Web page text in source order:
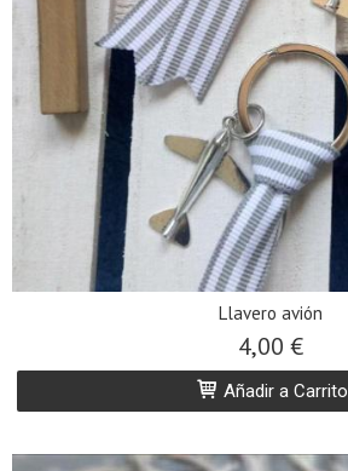
Llavero avión
4,00 €
Añadir a Carrito